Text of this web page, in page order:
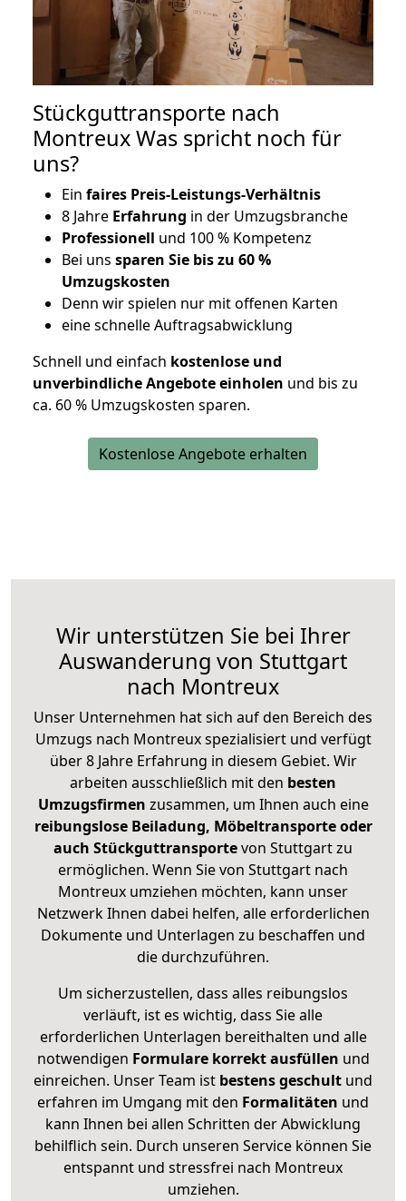
Stückguttransporte nach
Montreux Was spricht noch für
uns?
Ein faires Preis-Leistungs-Verhältnis
8 Jahre Erfahrung in der Umzugsbranche
Professionell und 100 % Kompetenz
Bei uns sparen Sie bis zu 60 %
Umzugskosten
Denn wir spielen nur mit offenen Karten
eine schnelle Auftragsabwicklung
Schnell und einfach kostenlose und
unverbindliche Angebote einholen und bis zu
ca. 60 % Umzugskosten sparen.
Kostenlose Angebote erhalten
Wir unterstützen Sie bei Ihrer
Auswanderung von Stuttgart
nach Montreux
Unser Unternehmen hat sich auf den Bereich des
Umzugs nach Montreux spezialisiert und verfügt
über 8 Jahre Erfahrung in diesem Gebiet. Wir
arbeiten ausschließlich mit den besten
Umzugsfirmen zusammen, um Ihnen auch eine
reibungslose Beiladung, Möbeltransporte oder
auch Stückguttransportevon Stuttgart zu
ermöglichen. Wenn Sie von Stuttgart nach
Montreux umziehen möchten, kann unser
Netzwerk Ihnen dabei helfen, alle erforderlichen
Dokumente und Unterlagen zu beschaffen und
die durchzuführen.
Um sicherzustellen, dass alles reibungslos
verläuft, ist es wichtig, dass Sie alle
erforderlichen Unterlagen bereithalten und alle
notwendigen Formulare korrekt ausfüllen und
einreichen. Unser Team ist bestens geschult und
erfahren im Umgang mit den Formalitäten und
kann Ihnen bei allen Schritten der Abwicklung
behilflich sein. Durch unseren Service können Sie
entspannt und stressfrei nach Montreux
umziehen.